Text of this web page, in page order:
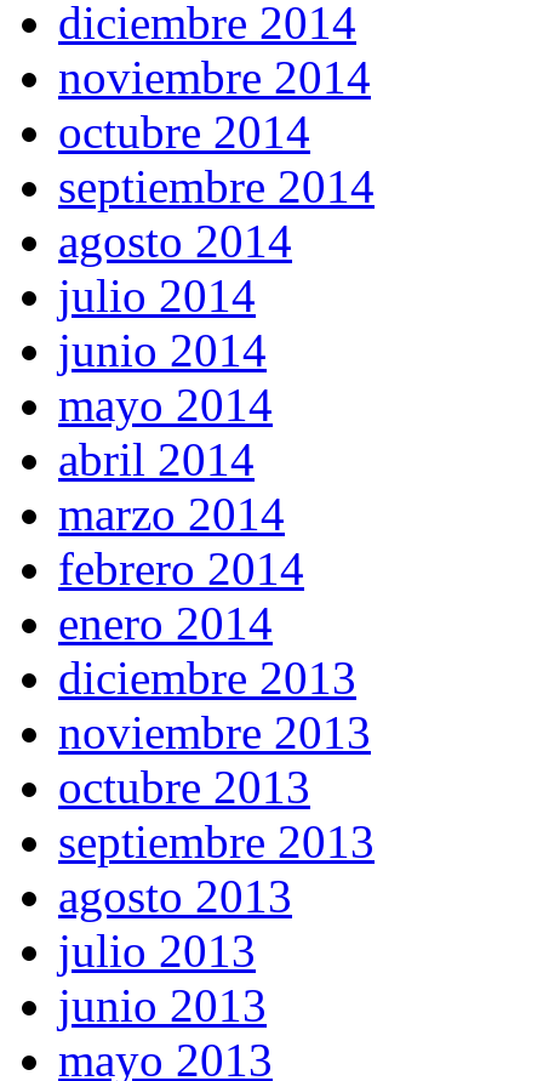
diciembre 2014
noviembre 2014
octubre 2014
septiembre 2014
agosto 2014
julio 2014
junio 2014
mayo 2014
abril 2014
marzo 2014
febrero 2014
enero 2014
diciembre 2013
noviembre 2013
octubre 2013
septiembre 2013
agosto 2013
julio 2013
junio 2013
mayo 2013